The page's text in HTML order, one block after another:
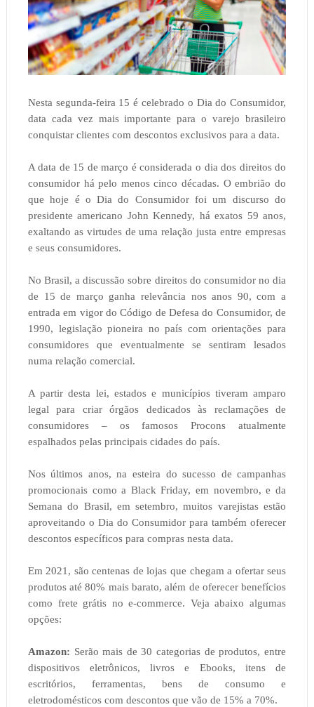
Nesta segunda-feira 15 é celebrado o Dia do Consumidor,
data cada vez mais importante para o varejo brasileiro
conquistar clientes com descontos exclusivos para a data.
A data de 15 de março é considerada o dia dos direitos do
consumidor há pelo menos cinco décadas. O embrião do
que hoje é o Dia do Consumidor foi um discurso do
presidente americano John Kennedy, há exatos 59 anos,
exaltando as virtudes de uma relação justa entre empresas
e seus consumidores.
No Brasil, a discussão sobre direitos do consumidor no dia
de 15 de março ganha relevância nos anos 90, com a
entrada em vigor do Código de Defesa do Consumidor, de
1990, legislação pioneira no país com orientações para
consumidores que eventualmente se sentiram lesados
numa relação comercial.
A partir desta lei, estados e municípios tiveram amparo
legal para criar órgãos dedicados às reclamações de
consumidores – os famosos Procons atualmente
espalhados pelas principais cidades do país.
Nos últimos anos, na esteira do sucesso de campanhas
promocionais como a Black Friday, em novembro, e da
Semana do Brasil, em setembro, muitos varejistas estão
aproveitando o Dia do Consumidor para também oferecer
descontos específicos para compras nesta data.
Em 2021, são centenas de lojas que chegam a ofertar seus
produtos até 80% mais barato, além de oferecer benefícios
como frete grátis no e-commerce. Veja abaixo algumas
opções:
Amazon: Serão mais de 30 categorias de produtos, entre
dispositivos eletrônicos, livros e Ebooks, itens de
escritórios, ferramentas, bens de consumo e
eletrodomésticos com descontos que vão de 15% a 70%.